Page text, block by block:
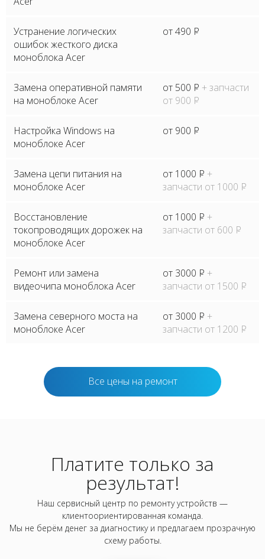
Устранение логических
ошибок жесткого диска
моноблока Acer
от 490 P
Замена оперативной памяти
на моноблоке Acer
от 500 P + запчасти
от 900 P
Настройка Windows на
моноблоке Acer
от 900 P
Замена цепи питания на
моноблоке Acer
от 1000 P +
запчасти от 1000 P
Восстановление
токопроводящих дорожек на
моноблоке Acer
от 1000 P +
запчасти от 600 P
Ремонт или замена
видеочипа моноблока Acer
от 3000 P +
запчасти от 1500 P
Замена северного моста на
моноблоке Acer
от 3000 P +
запчасти от 1200 P
Все цены на ремонт
Платите только за
результат!
Наш сервисный центр по ремонту устройств —
клиентоориентированная команда.
Мы не берём денег за диагностику и предлагаем прозрачную
схему работы.